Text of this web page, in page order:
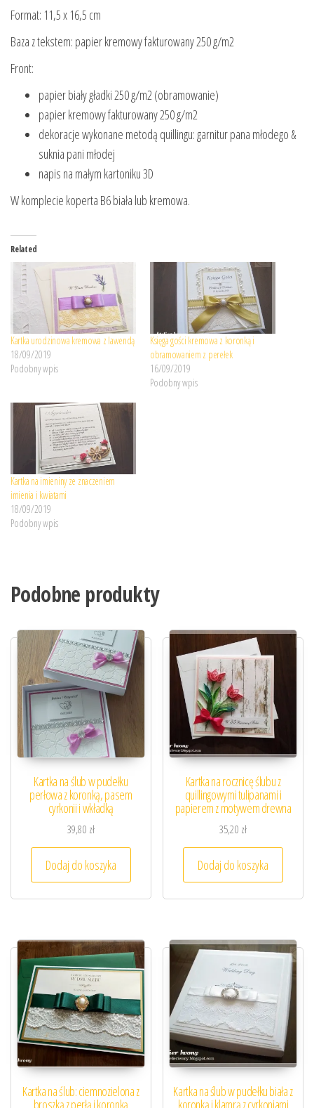
Format: 11,5 x 16,5 cm
Baza z tekstem: papier kremowy fakturowany 250 g/m2
Front:
papier biały gładki 250 g/m2 (obramowanie)
papier kremowy fakturowany 250 g/m2
dekoracje wykonane metodą quillingu: garnitur pana młodego &
suknia pani młodej
napis na małym kartoniku 3D
W komplecie koperta B6 biała lub kremowa.
Related
Kartka urodzinowa kremowa z lawendą
18/09/2019
Podobny wpis
Księga gości kremowa z koronką i
obramowaniem z perełek
16/09/2019
Podobny wpis
Kartka na imieniny ze znaczeniem
imienia i kwiatami
18/09/2019
Podobny wpis
Podobne produkty
Kartka na ślub w pudełku
perłowa z koronką, pasem
cyrkonii i wkładką
39,80 zł
Dodaj do koszyka
Kartka na rocznicę ślubu z
quillingowymi tulipanami i
papierem z motywem drewna
35,20 zł
Dodaj do koszyka
Kartka na ślub: ciemnozielona z
broszką z perłą i koronką
Kartka na ślub w pudełku biała z
koronką i klamrą z cyrkoniami